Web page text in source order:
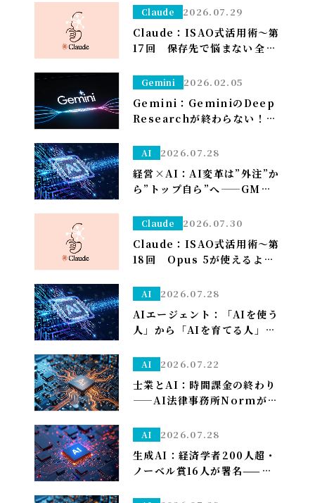
は「常に許可」で流す（※管
理者設定）～
Claude 2026.07.29
Claude：ISAO式活用術～第
17回 保存先で悩まない――全部
して、仕分けはClaudeに任
せる～
Gemini 2026.02.05
Gemini：GeminiのDeep
Researchが終わらない！？
た1つ」のこと
AI 2026.07.28
経営×AI：AI変革は”外注”か
ら”トップ自ら”へ——GMO熊
任、社長がコードを書く
Claude 2026.07.30
Claude：ISAO式活用術～第
18回 Opus 5が使えるよう
ので改めて使い分けを考え直
しました——「考える」だけ
Opus、「集める・手を動か
す」はSonnet～
AI 2026.07.28
AIエージェント：「AIを使う
人」から「AIを育てる人」へ
管理部はこう備える
AI 2026.07.22
士業とAI：時間課金の終わり
——AI法律事務所Normがユ
ぐ」への転換
AI 2026.07.28
生成AI：経済学者200人超・
ノーベル賞16人が署名——